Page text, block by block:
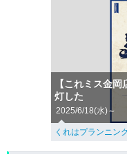
【これミス金
灯した
2025/6/18(水)～
くれはプランニン